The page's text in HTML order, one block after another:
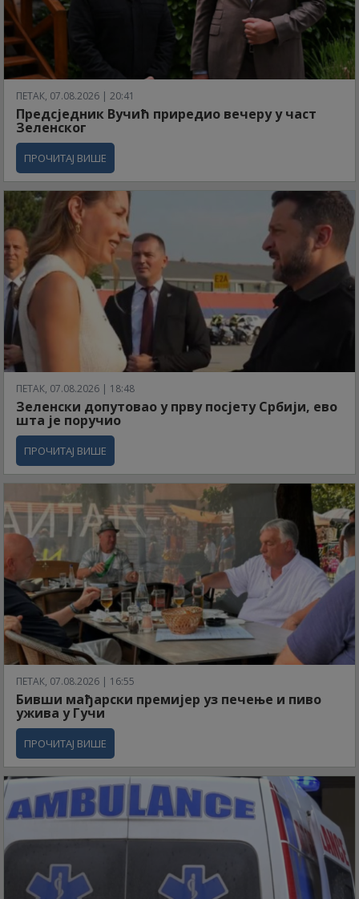
ПЕТАК, 07.08.2026 | 20:41
Предсједник Вучић приредио вечеру у част
Зеленског
ПРОЧИТАЈ ВИШЕ
ПЕТАК, 07.08.2026 | 18:48
Зеленски допутовао у прву посјету Србији, ево
шта је поручио
ПРОЧИТАЈ ВИШЕ
ПЕТАК, 07.08.2026 | 16:55
Бивши мађарски премијер уз печење и пиво
ужива у Гучи
ПРОЧИТАЈ ВИШЕ